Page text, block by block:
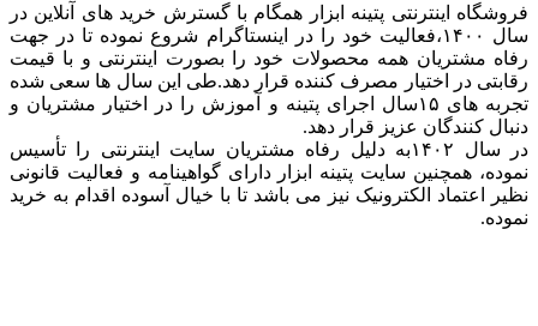
فروشگاه اینترنتی پتینه ابزار همگام با گسترش خرید های آنلاین در
سال ۱۴۰۰،فعالیت خود را در اینستاگرام شروع نموده تا در جهت
رفاه مشتریان همه محصولات خود را بصورت اینترنتی و با قیمت
رقابتی در اختیار مصرف کننده قرار دهد.طی این سال ها سعی شده
تجربه های ۱۵سال اجرای پتینه و آموزش را در اختیار مشتریان و
دنبال کنندگان عزیز قرار دهد.
در سال ۱۴۰۲به دلیل رفاه مشتریان سایت اینترنتی را تأسیس
نموده، همچنین سایت پتینه ابزار دارای گواهینامه و فعالیت قانونی
نظیر اعتماد الکترونیک نیز می باشد تا با خیال آسوده اقدام به خرید
نموده.